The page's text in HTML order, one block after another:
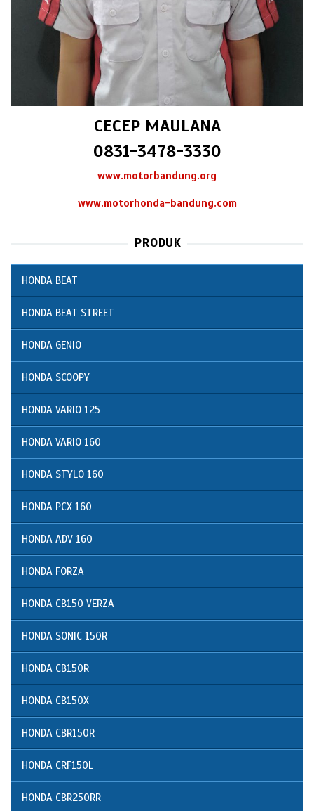
CECEP MAULANA
0831-3478-3330
www.motorbandung.org
www.motorhonda-bandung.com
PRODUK
HONDA BEAT
HONDA BEAT STREET
HONDA GENIO
HONDA SCOOPY
HONDA VARIO 125
HONDA VARIO 160
HONDA STYLO 160
HONDA PCX 160
HONDA ADV 160
HONDA FORZA
HONDA CB150 VERZA
HONDA SONIC 150R
HONDA CB150R
HONDA CB150X
HONDA CBR150R
HONDA CRF150L
HONDA CBR250RR